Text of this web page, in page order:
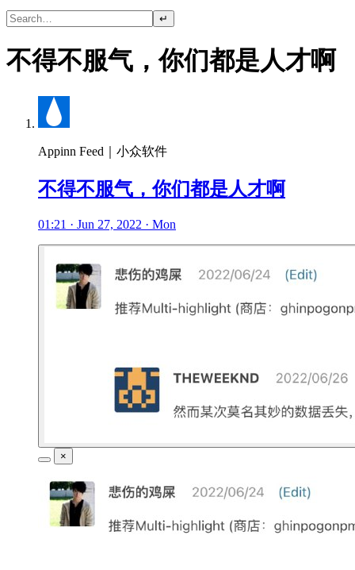
↵
不得不服气，你们都是人才啊
Appinn Feed｜小众软件
不得不服气，你们都是人才啊
01:21 · Jun 27, 2022 · Mon
×